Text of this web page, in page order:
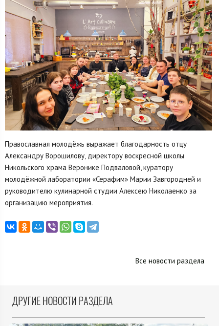
Православная молодёжь выражает благодарность отцу
Александру Ворошилову, директору воскресной школы
Никольского храма Веронике Подваловой, куратору
молодёжной лаборатории «Серафим» Марии Завгородней и
руководителю кулинарной студии Алексею Николаенко за
организацию мероприятия.
Все новости раздела
ДРУГИЕ НОВОСТИ РАЗДЕЛА